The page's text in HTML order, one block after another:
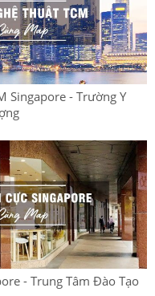
Singapore - Trường Y
- Trung Tâm Đào Tạo